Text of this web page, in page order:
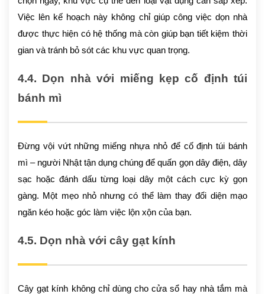
Việc lên kế hoạch này không chỉ giúp công việc dọn nhà
được thực hiện có hệ thống mà còn giúp bạn tiết kiệm thời
gian và tránh bỏ sót các khu vực quan trọng.
4.4. Dọn nhà với miếng kẹp cố định túi
bánh mì
Đừng vội vứt những miếng nhựa nhỏ để cố định túi bánh
mì – người Nhật tận dụng chúng để quấn gọn dây điện, dây
sạc hoặc đánh dấu từng loại dây một cách cực kỳ gọn
gàng. Một mẹo nhỏ nhưng có thể làm thay đổi diện mạo
ngăn kéo hoặc góc làm việc lộn xộn của bạn.
4.5. Dọn nhà với cây gạt kính
Cây gạt kính không chỉ dùng cho cửa sổ hay nhà tắm mà